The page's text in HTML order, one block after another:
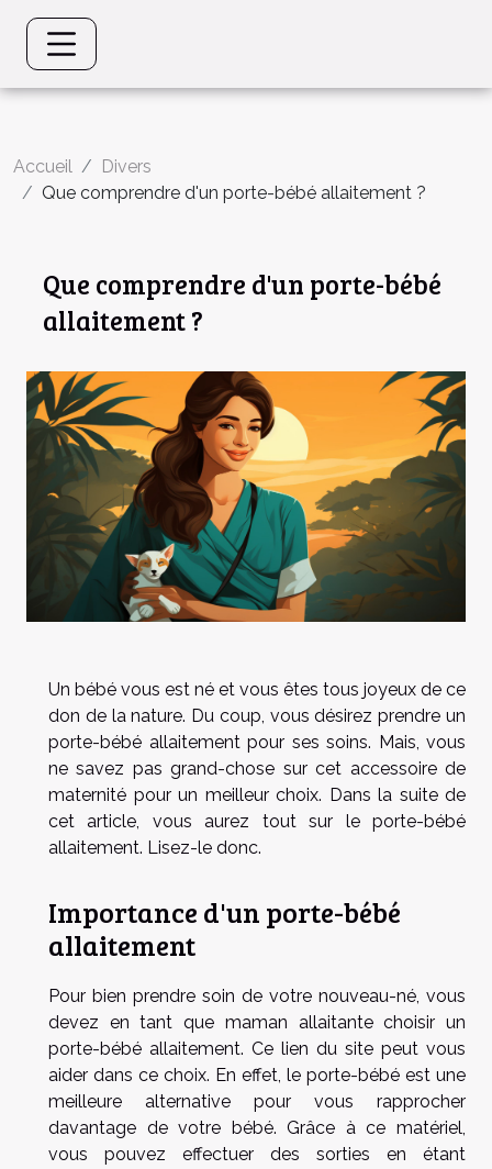
Accueil
Divers
Que comprendre d'un porte-bébé allaitement ?
Que comprendre d'un porte-bébé
allaitement ?
Un bébé vous est né et vous êtes tous joyeux de ce
don de la nature. Du coup, vous désirez prendre un
porte-bébé allaitement pour ses soins. Mais, vous
ne savez pas grand-chose sur cet accessoire de
maternité pour un meilleur choix. Dans la suite de
cet article, vous aurez tout sur le porte-bébé
allaitement. Lisez-le donc.
Importance d'un porte-bébé
allaitement
Pour bien prendre soin de votre nouveau-né, vous
devez en tant que maman allaitante choisir un
porte-bébé allaitement. Ce lien du site peut vous
aider dans ce choix. En effet, le porte-bébé est une
meilleure alternative pour vous rapprocher
davantage de votre bébé. Grâce à ce matériel,
vous pouvez effectuer des sorties en étant